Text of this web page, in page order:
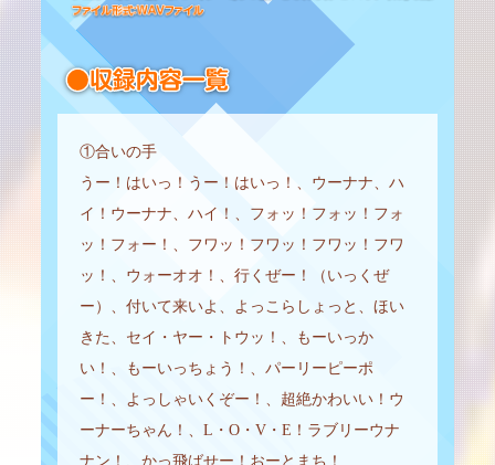
①合いの手
うー！はいっ！うー！はいっ！、ウーナナ、ハ
イ！ウーナナ、ハイ！、フォッ！フォッ！フォ
ッ！フォー！、フワッ！フワッ！フワッ！フワ
ッ！、ウォーオオ！、行くぜー！（いっくぜ
ー）、付いて来いよ、よっこらしょっと、ほい
きた、セイ・ヤー・トウッ！、もーいっか
い！、もーいっちょう！、パーリーピーポ
ー！、よっしゃいくぞー！、超絶かわいい！ウ
ーナーちゃん！、L・O・V・E！ラブリーウナ
ナン！、かっ飛ばせー！おーとまち！